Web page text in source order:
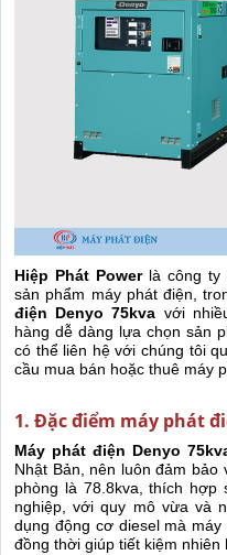
Hiệp Phát Powerlà công ty
sản phẩm máy phát điện,
điện Denyo 75kva với
hàng dễ dàng lựa chọn sản
có thể liên hệ với chúng tôi
cầu mua bán hoặc thuê máy
1. Đặc điểm máy phát
Máy phát điện Denyo
Nhật Bản, nên luôn đảm
phòng là 78.8kva, thích hợp
nghiệp, với quy mô vừa và
dụng động cơ diesel mà
đồng thời giúp tiết kiệm